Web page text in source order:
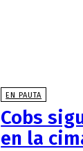
EN PAUTA
Cobs
en la